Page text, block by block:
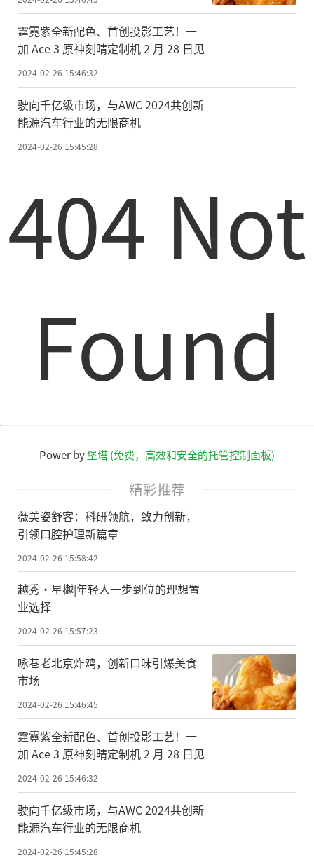
霆霓紫全新配色、首创投影工艺！一
加 Ace 3 原神刻晴定制机 2 月 28 日见
2024-02-26 15:46:32
驶向千亿级市场，与AWC 2024共创新
能源汽车行业的无限商机
2024-02-26 15:45:28
404 Not
Found
Power by堡塔 (免费，高效和安全的托管控制面板)
精彩推荐
薇美姿舒客：科研领航，致力创新，
引领口腔护理新篇章
2024-02-26 15:58:42
越秀·星樾|年轻人一步到位的理想置
业选择
2024-02-26 15:57:23
咏巷老北京炸鸡，创新口味引爆美食
市场
2024-02-26 15:46:45
霆霓紫全新配色、首创投影工艺！一
加 Ace 3 原神刻晴定制机 2 月 28 日见
2024-02-26 15:46:32
驶向千亿级市场，与AWC 2024共创新
能源汽车行业的无限商机
2024-02-26 15:45:28